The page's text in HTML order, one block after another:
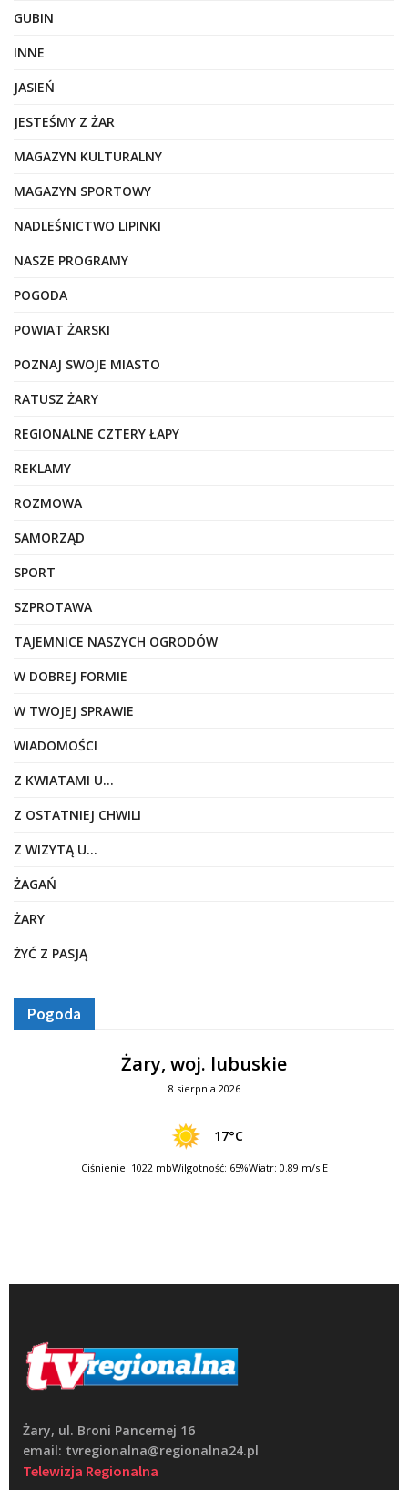
GUBIN
INNE
JASIEŃ
JESTEŚMY Z ŻAR
MAGAZYN KULTURALNY
MAGAZYN SPORTOWY
NADLEŚNICTWO LIPINKI
NASZE PROGRAMY
POGODA
POWIAT ŻARSKI
POZNAJ SWOJE MIASTO
RATUSZ ŻARY
REGIONALNE CZTERY ŁAPY
REKLAMY
ROZMOWA
SAMORZĄD
SPORT
SZPROTAWA
TAJEMNICE NASZYCH OGRODÓW
W DOBREJ FORMIE
W TWOJEJ SPRAWIE
WIADOMOŚCI
Z KWIATAMI U…
Z OSTATNIEJ CHWILI
Z WIZYTĄ U…
ŻAGAŃ
ŻARY
ŻYĆ Z PASJĄ
Pogoda
Żary, woj. lubuskie
8 sierpnia 2026
17°C
Ciśnienie: 1022 mbWilgotność: 65%Wiatr: 0.89 m/s E
Żary, ul. Broni Pancernej 16
email: tvregionalna@regionalna24.pl
Telewizja Regionalna